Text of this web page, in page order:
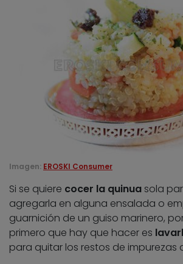
Imagen: EROSKI Consumer
Si se quiere cocer la quinua sola
agregarla en alguna ensalada o
guarnición de un guiso marinero,
primero que hay que hacer es
para quitar los restos de impurezas